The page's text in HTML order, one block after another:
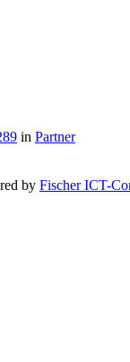
in Partner
by Fischer ICT-